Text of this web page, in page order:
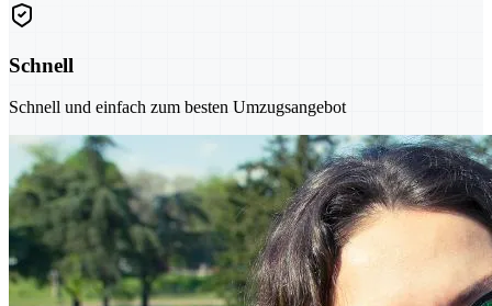
Schnell
Schnell und einfach zum besten Umzugsangebot